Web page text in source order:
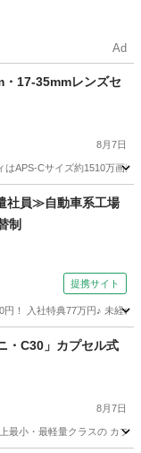
Ad
17-35mmレンズセ
8月7日
APS-Cサイズ約1510万画
社員≫自動車系工場
制
提携サイト
！ 入社特典77万円♪ 未経
・C30」カプセル式
8月7日
最小・最軽量クラスの カプ